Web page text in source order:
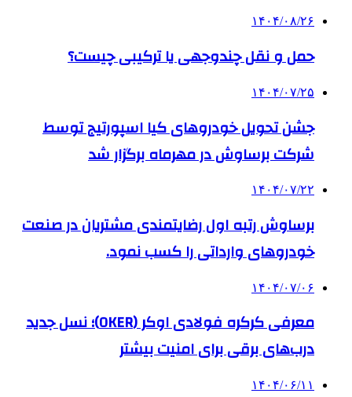
۱۴۰۴/۰۸/۲۶
حمل و نقل چندوجهی یا ترکیبی چیست؟
۱۴۰۴/۰۷/۲۵
جشن تحویل خودروهای کیا اسپورتیج توسط
شرکت برساوش در مهرماه برگزار شد
۱۴۰۴/۰۷/۲۲
برساوش رتبه اول رضایتمندی مشتریان در صنعت
خودروهای وارداتی را کسب نمود.
۱۴۰۴/۰۷/۰۶
معرفی کرکره فولادی اوکر (OKER)؛ نسل جدید
درب‌های برقی برای امنیت بیشتر
۱۴۰۴/۰۶/۱۱